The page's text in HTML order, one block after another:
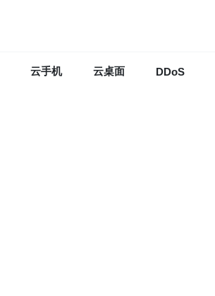
云手机 云桌面 DDoS